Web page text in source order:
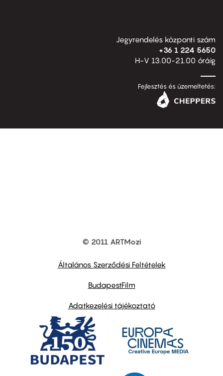
Jegyrendelés központi szám
+36 1 224 5650
H-V 13.00-21.00 óráig
Fejlesztés és üzemeltetés:
© 2011 ARTMozi
Általános Szerződési Feltételek
BudapestFilm
Adatkezelési tájékoztató